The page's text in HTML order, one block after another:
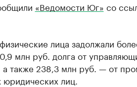
«Ведомости Юг» со
лица задолжали
млн руб. долга от
а также 238,3 млн руб. — от
лиц.